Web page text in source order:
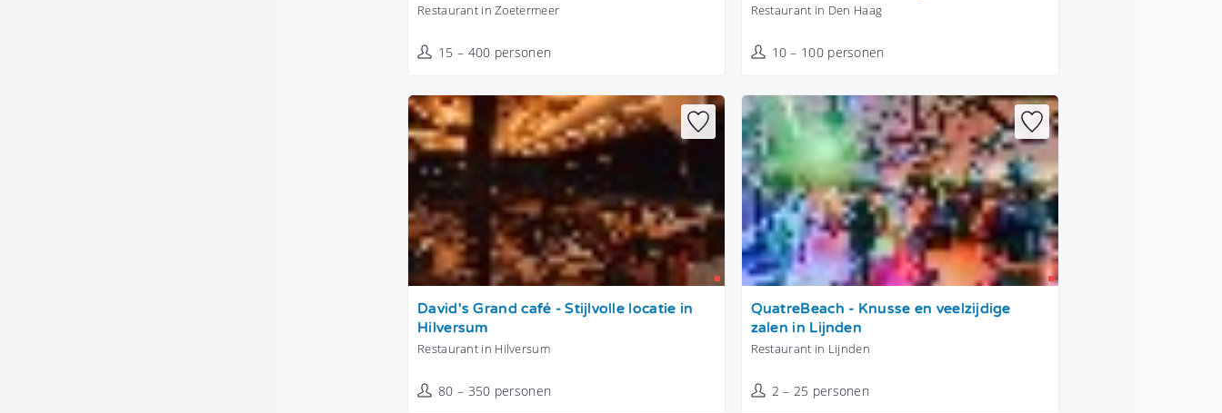
Restaurant in Zoetermeer
15 – 400 personen
Restaurant in Den Haag
10 – 100 personen
Tonen
David's Grand café - Stijlvolle locatie in
Hilversum
Restaurant in Hilversum
80 – 350 personen
Tonen
QuatreBeach - Knusse en veelzijdige
zalen in Lijnden
Restaurant in Lijnden
2 – 25 personen